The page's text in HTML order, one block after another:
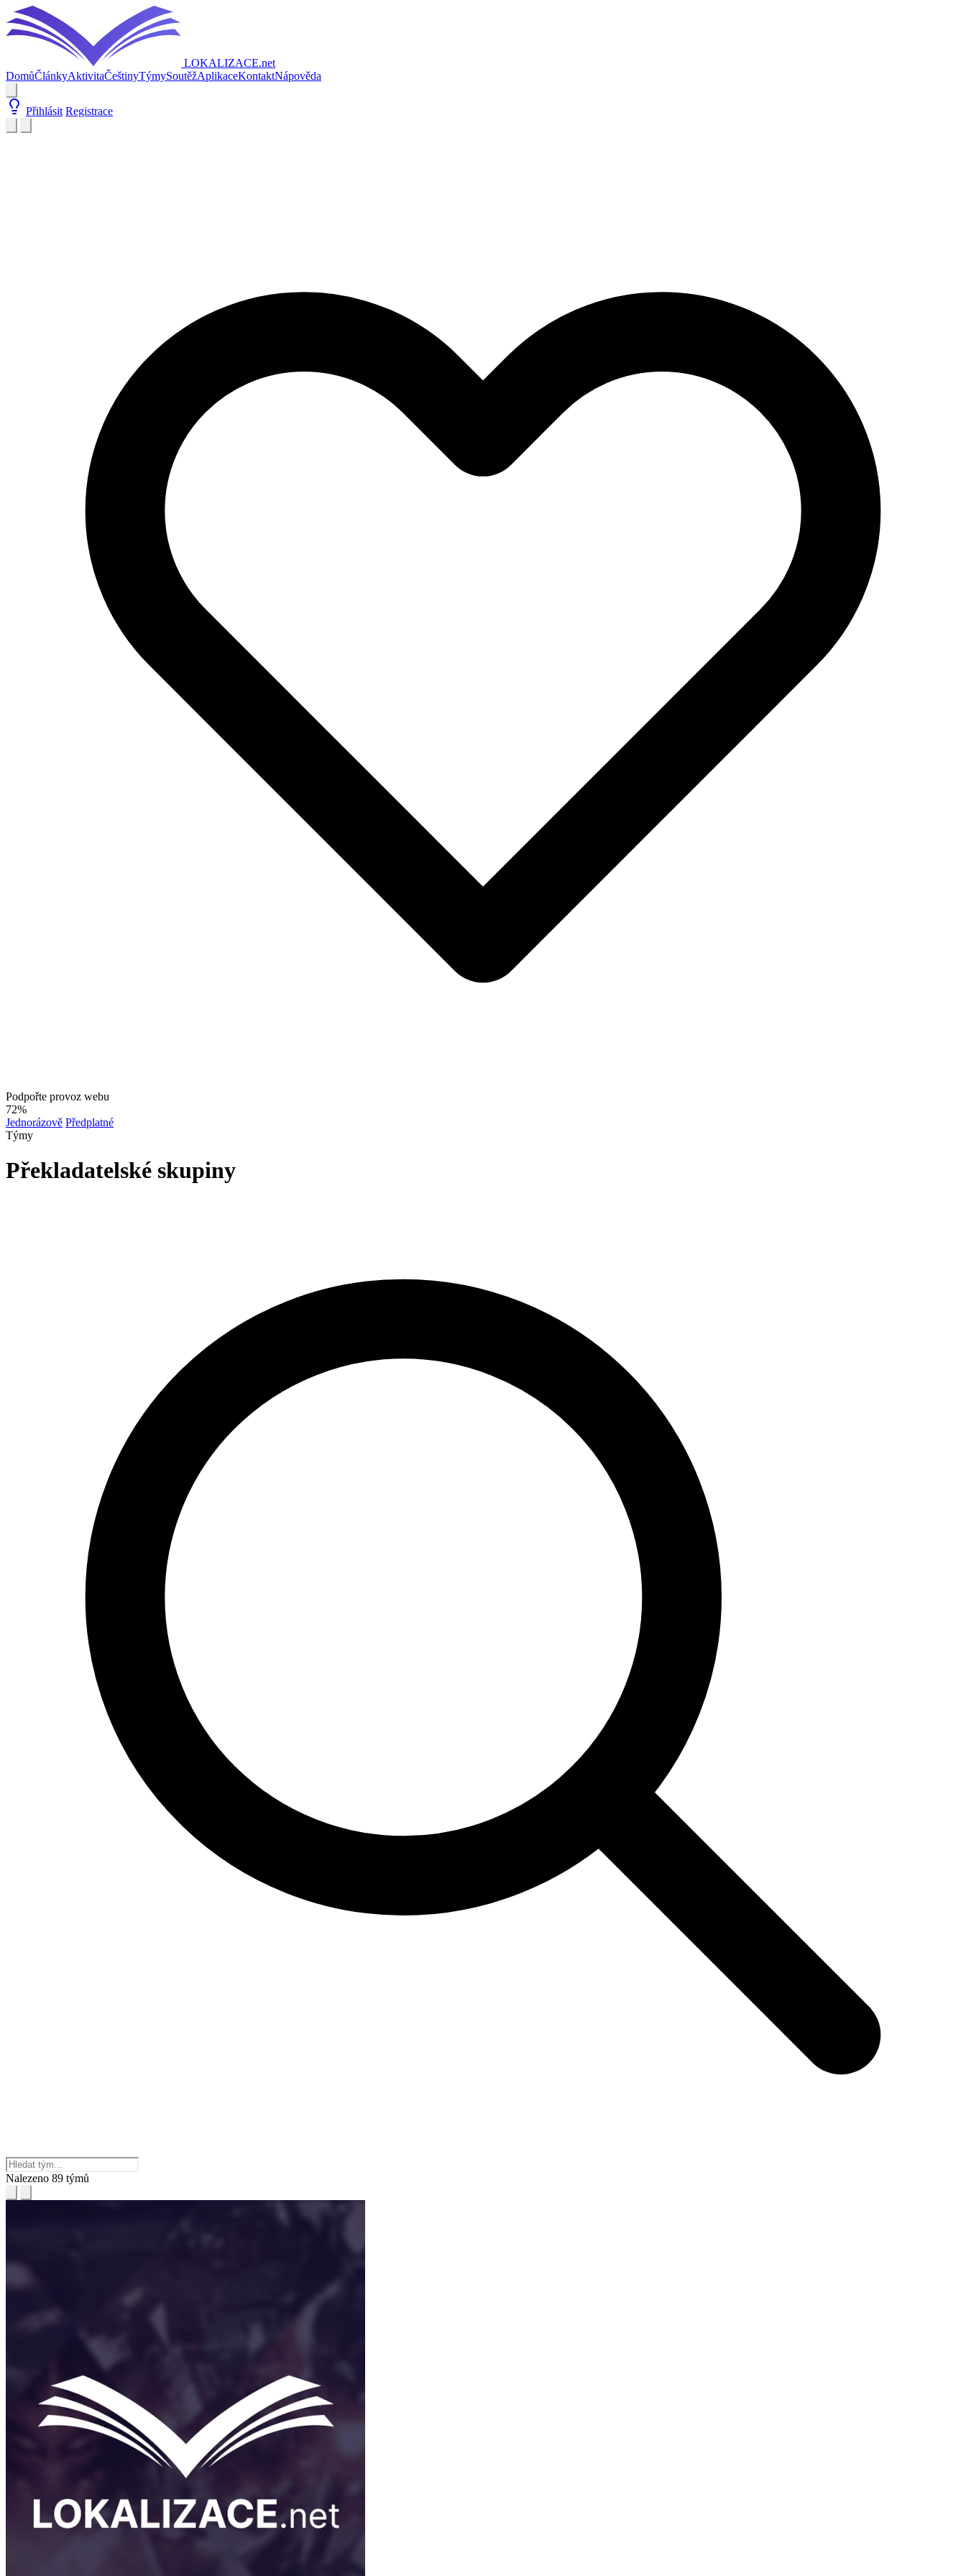
LOKALIZACE.net
DomůČlánkyAktivitaČeštinyTýmySoutěžAplikaceKontaktNápověda
Přihlásit Registrace
Podpořte provoz webu
72%
Jednorázově Předplatné
Týmy
Překladatelské skupiny
Nalezeno 89 týmů